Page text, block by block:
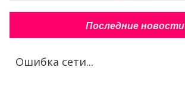
Последние новости
Ошибка сети...